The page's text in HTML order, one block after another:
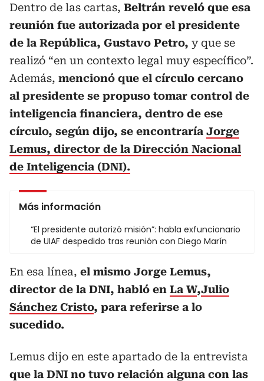
Dentro de las cartas, Beltrán reveló que esa
reunión fue autorizada por el presidente
de la República, Gustavo Petro, y que se
realizó “en un contexto legal muy específico”.
Además, mencionó que el círculo cercano
al presidente se propuso tomar control de
inteligencia financiera, dentro de ese
círculo, según dijo, se encontraría Jorge
Lemus, director de la Dirección Nacional
de Inteligencia (DNI).
Más información
“El presidente autorizó misión”: habla exfuncionario
de UIAF despedido tras reunión con Diego Marín
En esa línea, el mismo Jorge Lemus,
director de la DNI, habló en La W,Julio
Sánchez Cristo, para referirse a lo
sucedido.
Lemus dijo en este apartado de la entrevista
que la DNI no tuvo relación alguna con las